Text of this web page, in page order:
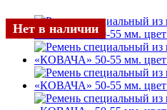
Нет в наличии